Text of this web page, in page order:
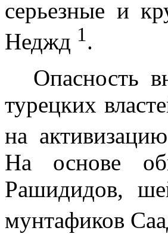
серьезные и
Неджд 1.
Опасность
турецких
на
На основе
Рашидидов,
мунтафиков